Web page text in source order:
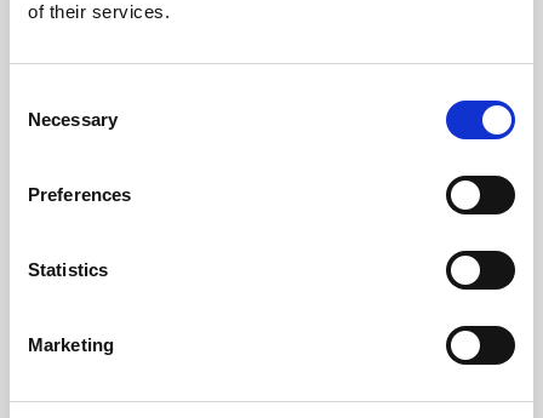
of their services.
Selection
Necessary
Preferences
Statistics
Marketing